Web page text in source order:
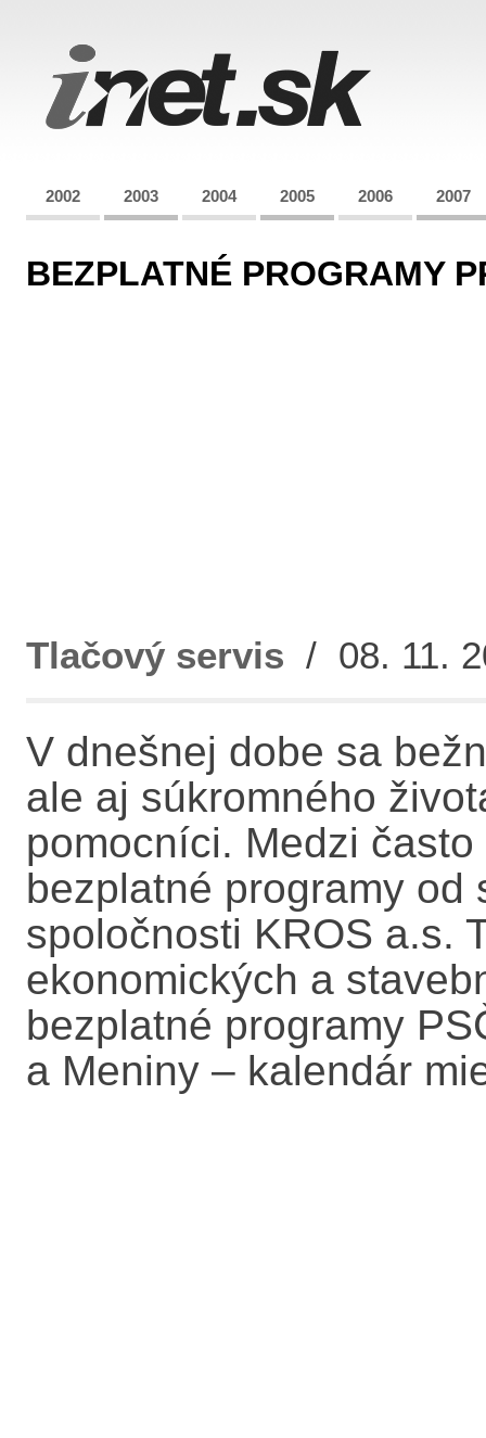
2002 2003 2004 2005 2006 2007
BEZPLATNÉ PROGRAMY
Tlačový servis / 08. 11.
V dnešnej dobe sa
ale aj súkromného
pomocníci. Medzi
bezplatné programy od
spoločnosti KROS a.s.
ekonomických a
bezplatné programy
a Meniny – kalendár